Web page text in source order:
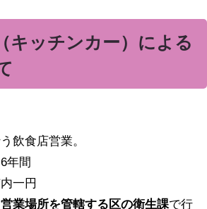
キッチンカー）による
飲食店営業。
年間
一円
業場所を管轄する区の衛生課で行